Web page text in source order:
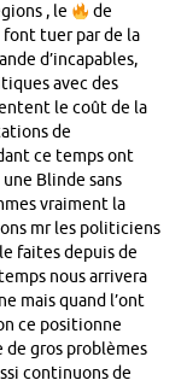
, le
de
font tuer par de la
d’incapables,
avec des
le coût de la
de
ce temps ont
Blinde sans
vraiment la
mr les politiciens
faites depuis de
nous arrivera
mais quand l’ont
ce positionne
de gros problèmes
continuons de